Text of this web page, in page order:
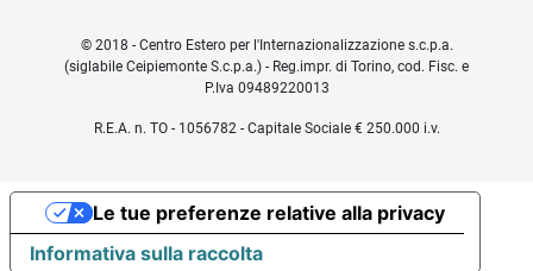
© 2018 - Centro Estero per l'Internazionalizzazione s.c.p.a.
(siglabile Ceipiemonte S.c.p.a.) - Reg.impr. di Torino, cod. Fisc. e
P.Iva 09489220013
R.E.A. n. TO - 1056782 - Capitale Sociale € 250.000 i.v.
Informativa sulla raccolta
Le tue preferenze relative alla privacy